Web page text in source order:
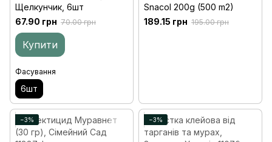
Щелкунчик, 6шт
67.90 грн 70.00 грн
Купити
Фасування
6шт
Snacol 200g (500 m2)
189.15 грн 195.00 грн
−3% −3%